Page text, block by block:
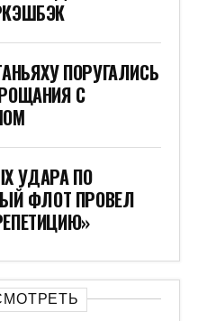
ПОРУГАЛИСЬ
С
УДАРА ПО
ФЛОТ ПРОВЕЛ